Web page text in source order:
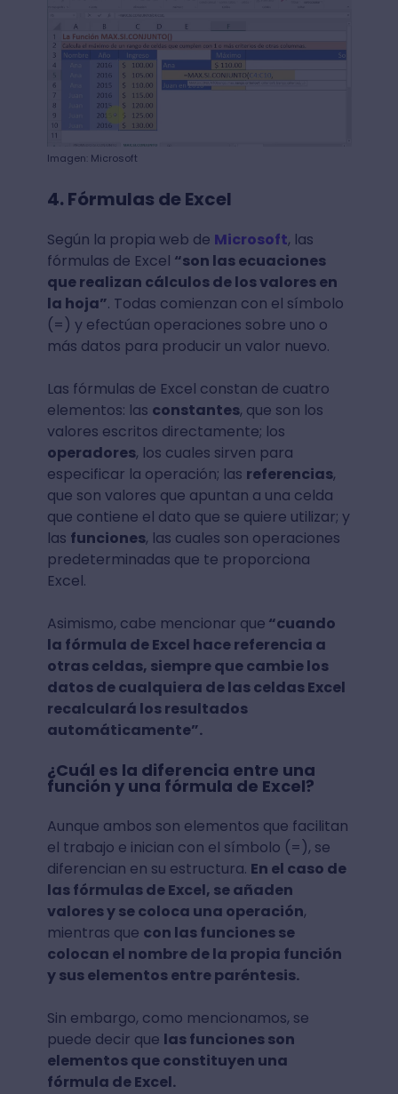
Imagen: Microsoft
4. Fórmulas de Excel
Según la propia web de Microsoft, las
fórmulas de Excel “son las ecuaciones
que realizan cálculos de los valores en
la hoja”. Todas comienzan con el símbolo
(=) y efectúan operaciones sobre uno o
más datos para producir un valor nuevo.
Las fórmulas de Excel constan de cuatro
elementos: las constantes, que son los
valores escritos directamente; los
operadores, los cuales sirven para
especificar la operación; las referencias,
que son valores que apuntan a una celda
que contiene el dato que se quiere utilizar; y
las funciones, las cuales son operaciones
predeterminadas que te proporciona
Excel.
Asimismo, cabe mencionar que “cuando
la fórmula de Excel hace referencia a
otras celdas, siempre que cambie los
datos de cualquiera de las celdas Excel
recalculará los resultados
automáticamente”.
¿Cuál es la diferencia entre una
función y una fórmula de Excel?
Aunque ambos son elementos que facilitan
el trabajo e inician con el símbolo (=), se
diferencian en su estructura. En el caso de
las fórmulas de Excel, se añaden
valores y se coloca una operación,
mientras que con las funciones se
colocan el nombre de la propia función
y sus elementos entre paréntesis.
Sin embargo, como mencionamos, se
puede decir que las funciones son
elementos que constituyen una
fórmula de Excel.